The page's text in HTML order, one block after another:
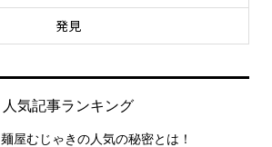
発見
人気記事ランキング
麺屋むじゃきの人気の秘密とは！